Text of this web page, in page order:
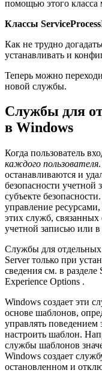
помощью этого класса
Классы
Как не трудно
устанавливать и
Теперь можно
новой службы.
Службы для
в Windows
Когда пользователь
каждого пользователя
останавливаются и
безопасности учетной
субъекте
управление
этих служб, связанных
учетной записью или в
Службы для отдельных
Server только при
сведения см. в
Experience Options .
Windows создает эти
основе шаблонов,
управлять
настроить шаблон.
службы шаблонов
Windows создает
остановленном и